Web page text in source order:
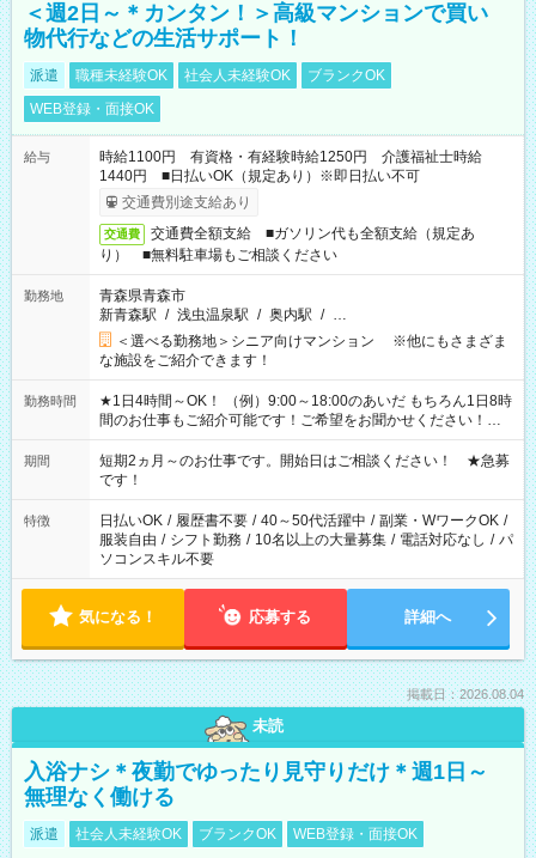
＜週2日～＊カンタン！＞高級マンションで買い
物代行などの生活サポート！
派遣 職種未経験OK 社会人未経験OK
ブランクOK
WEB登録・面接OK
給与
時給1100円 有資格・有経験時給1250円 介護福祉士時給
1440円 ■日払いOK（規定あり）※即日払い不可
交通費別途支給あり
交通費
交通費全額支給 ■ガソリン代も全額支給（規定あ
り） ■無料駐車場もご相談ください
勤務地
青森県青森市
新青森駅 / 浅虫温泉駅 / 奥内駅 / …
＜選べる勤務地＞シニア向けマンション ※他にもさまざま
な施設をご紹介できます！
勤務時間
★1日4時間～OK！ （例）9:00～18:00のあいだ もちろん1日8時
間のお仕事もご紹介可能です！ご希望をお聞かせください！★
家庭の都合でお休みが必要な場合も遠慮なくご相談ください。
※週最低15時間以上の勤務が必要です
期間
短期2ヵ月～のお仕事です。開始日はご相談ください！ ★急募
です！
特徴 日払いOK / 履歴書不要 / 40～50代活躍中 / 副業・WワークOK /
服装自由 / シフト勤務 / 10名以上の大量募集 / 電話対応なし / パ
ソコンスキル不要
気になる！ 応募する 詳細へ
掲載日：2026.08.04
未読
入浴ナシ＊夜勤でゆったり見守りだけ＊週1日～
無理なく働ける
派遣 社会人未経験OK ブランクOK WEB登録・面接OK